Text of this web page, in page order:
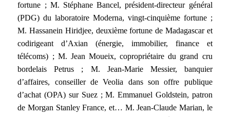
fortune ; M. Stéphane Bancel, président-directeur général
(PDG) du laboratoire Moderna, vingt-cinquième fortune ;
M. Hassanein Hiridjee, deuxième fortune de Madagascar et
codirigeant d’Axian (énergie, immobilier, finance et
télécoms) ; M. Jean Moueix, copropriétaire du grand cru
bordelais Petrus ; M. Jean-Marie Messier, banquier
d’affaires, conseiller de Veolia dans son offre publique
d’achat (OPA) sur Suez ; M. Emmanuel Goldstein, patron
de Morgan Stanley France, et… M. Jean-Claude Marian, le